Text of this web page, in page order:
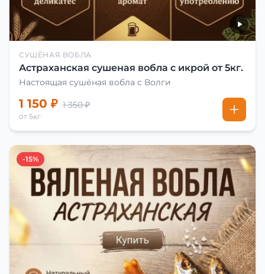
СУШЁНАЯ ВОБЛА
Астраханская сушеная вобла с икрой от 5кг.
Настоящая сушёная вобла с Волги
1 150 ₽ 1 350 ₽
от 5кг
-15%